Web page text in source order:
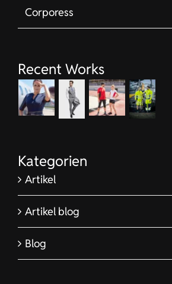
Corporess
Recent Works
Kategorien
Artikel
Artikel blog
Blog